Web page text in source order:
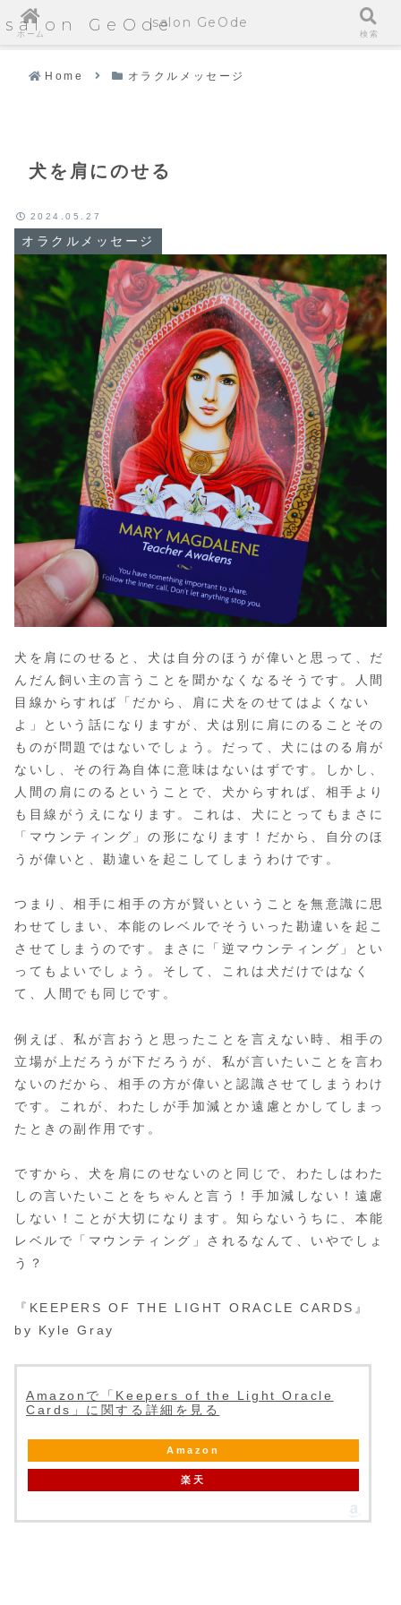
salon GeOde
Home オラクルメッセージ
犬を肩にのせる
オラクルメッセージ
2024.05.27
犬を肩にのせると、犬は自分のほうが偉いと思って、だ
んだん飼い主の言うことを聞かなくなるそうです。人間
目線からすれば「だから、肩に犬をのせてはよくない
よ」という話になりますが、犬は別に肩にのることその
ものが問題ではないでしょう。だって、犬にはのる肩が
ないし、その行為自体に意味はないはずです。しかし、
人間の肩にのるということで、犬からすれば、相手より
も目線がうえになります。これは、犬にとってもまさに
「マウンティング」の形になります！だから、自分のほ
うが偉いと、勘違いを起こしてしまうわけです。
つまり、相手に相手の方が賢いということを無意識に思
わせてしまい、本能のレベルでそういった勘違いを起こ
させてしまうのです。まさに「逆マウンティング」とい
ってもよいでしょう。そして、これは犬だけではなく
て、人間でも同じです。
例えば、私が言おうと思ったことを言えない時、相手の
立場が上だろうが下だろうが、私が言いたいことを言わ
ないのだから、相手の方が偉いと認識させてしまうわけ
です。これが、わたしが手加減とか遠慮とかしてしまっ
たときの副作用です。
ですから、犬を肩にのせないのと同じで、わたしはわた
しの言いたいことをちゃんと言う！手加減しない！遠慮
しない！ことが大切になります。知らないうちに、本能
レベルで「マウンティング」されるなんて、いやでしょ
う？
『KEEPERS OF THE LIGHT ORACLE CARDS』
by Kyle Gray
Amazonで「Keepers of the Light Oracle
Cards」に関する詳細を見る
Amazon
楽天
ホーム
salon GeOde
検索